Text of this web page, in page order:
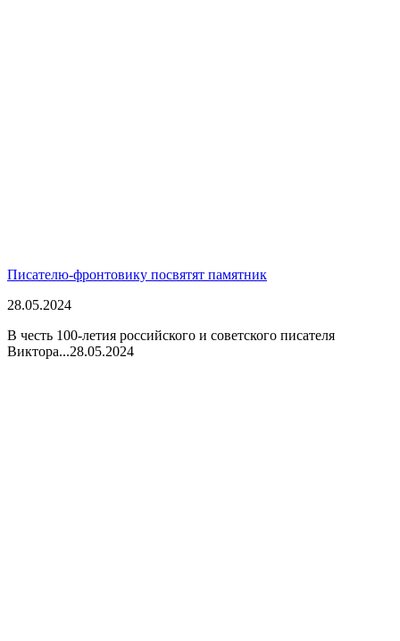
Писателю-фронтовику посвятят памятник
28.05.2024
В честь 100-летия российского и советского писателя
Виктора...28.05.2024